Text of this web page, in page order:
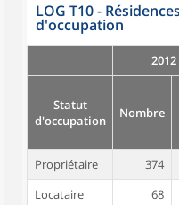
LOG T10 -
d'occupation
2012
Statut
d'occupation
Nombre
Propriétaire 374
Locataire
68